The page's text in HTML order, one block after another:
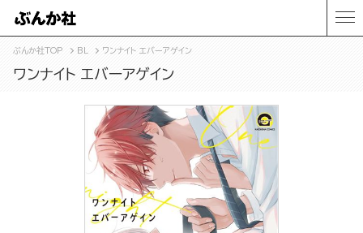
ぶんか社TOP BL ワンナイト エバーアゲイン
ワンナイト エバーアゲイン